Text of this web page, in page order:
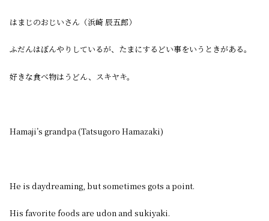
はまじのおじいさん（浜崎 辰五郎）
ふだんはぼんやりしているが、たまにするどい事をいうときがある。
好きな食べ物はうどん、スキヤキ。
Hamaji’s grandpa (Tatsugoro Hamazaki)
He is daydreaming, but sometimes gots a point.
His favorite foods are udon and sukiyaki.